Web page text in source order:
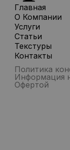
Главная
О Компании
Услуги
Статьи
Текстуры
Контакты
Политика
Информация
Офертой